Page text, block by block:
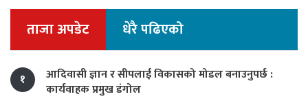
ताजा अपडेट धेरै पढिएको
१
आदिवासी ज्ञान र सीपलाई विकासको मोडल बनाउनुपर्छ :
कार्यवाहक प्रमुख डंगोल